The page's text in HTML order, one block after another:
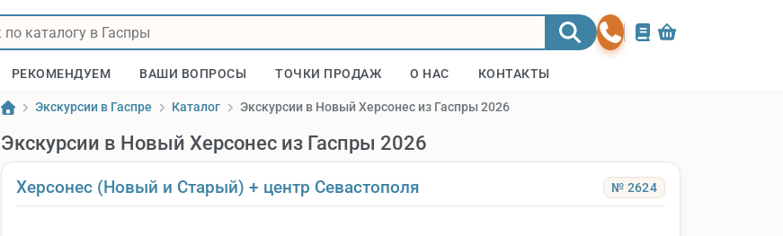
РЕКОМЕНДУЕМ ВАШИ ВОПРОСЫ ТОЧКИ ПРОДАЖ О НАС КОНТАКТЫ
Экскурсии в Гаспре Каталог Экскурсии в Новый Херсонес из Гаспры 2026
Экскурсии в Новый Херсонес из Гаспры 2026
Херсонес (Новый и Старый) + центр Севастополя № 2624